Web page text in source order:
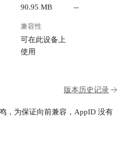
90.95 MB --
兼容性
可在此设备上
使用
版本历史记录
，为保证向前兼容，AppID 没有